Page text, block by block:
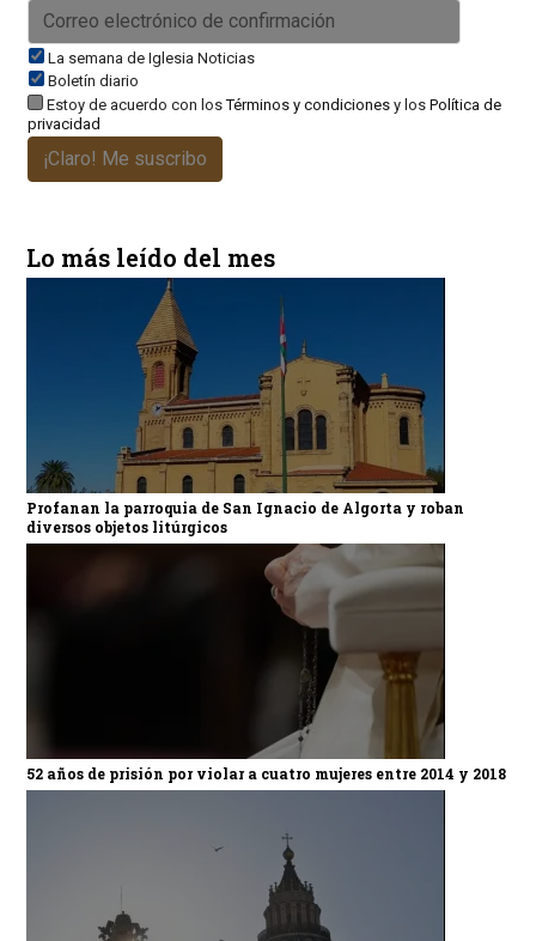
La semana de Iglesia Noticias
Boletín diario
Estoy de acuerdo con losTérminos y condicionesy los Política de
privacidad
¡Claro! Me suscribo
Lo más leído del mes
Profanan la parroquia de San Ignacio de Algorta y roban
diversos objetos litúrgicos
52 años de prisión por violar a cuatro mujeres entre 2014 y 2018